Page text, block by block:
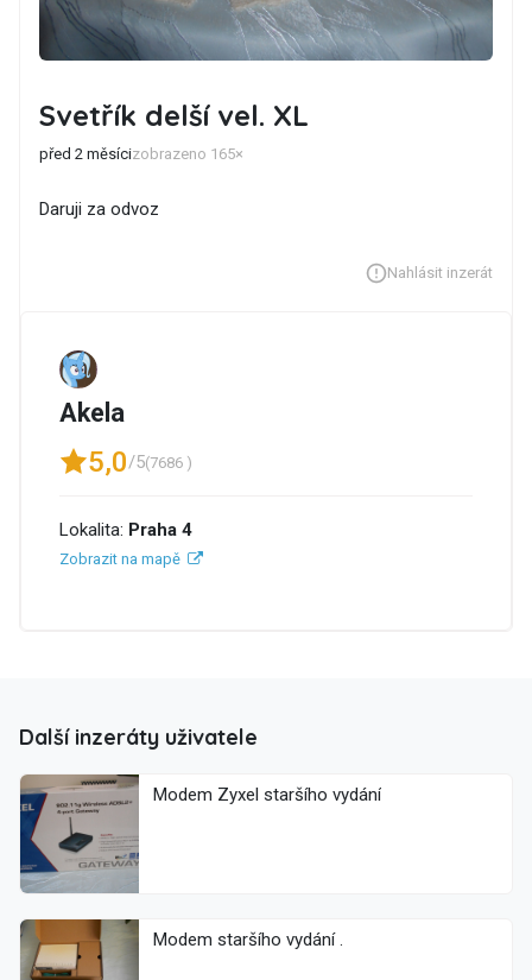
Svetřík delší vel. XL
před 2 měsícizobrazeno 165×
Daruji za odvoz
Nahlásit inzerát
Akela
5,0/5(7686 )
Lokalita: Praha 4
Zobrazit na mapě
Další inzeráty uživatele
Modem Zyxel staršího vydání
Modem staršího vydání .